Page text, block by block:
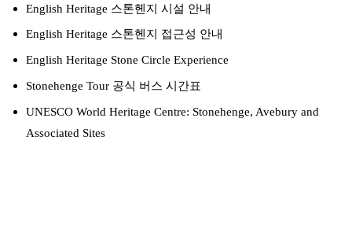
English Heritage 스톤헨지 시설 안내
English Heritage 스톤헨지 접근성 안내
English Heritage Stone Circle Experience
Stonehenge Tour 공식 버스 시간표
UNESCO World Heritage Centre: Stonehenge, Avebury and
Associated Sites